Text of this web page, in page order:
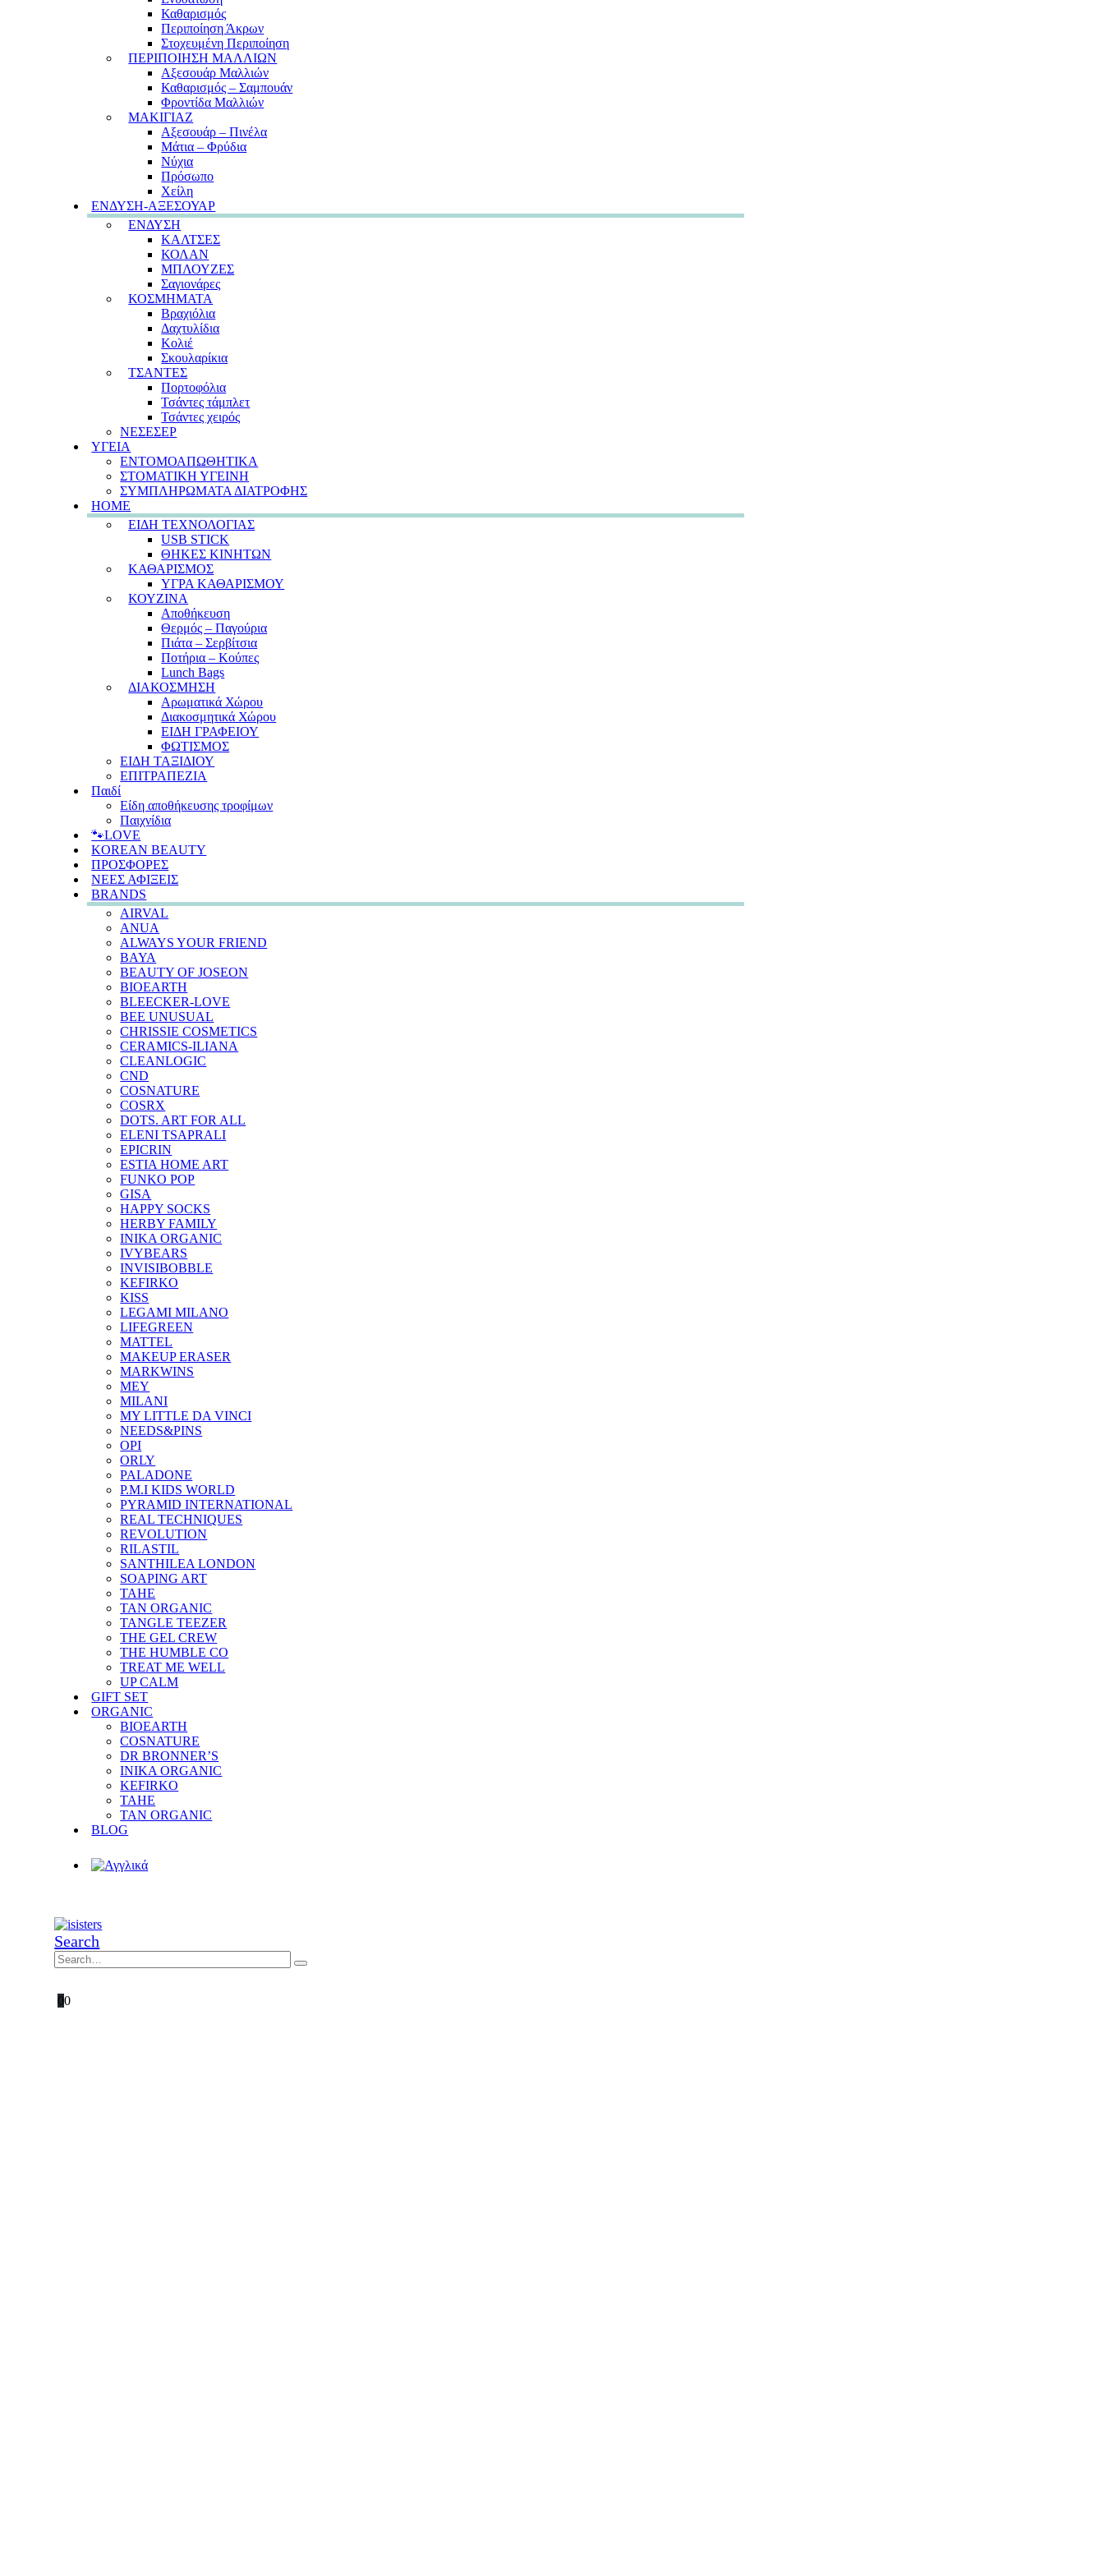
Καθαρισμός
Περιποίηση Άκρων
Στοχευμένη Περιποίηση
ΠΕΡΙΠΟΙΗΣΗ ΜΑΛΛΙΩΝ
Αξεσουάρ Μαλλιών
Καθαρισμός – Σαμπουάν
Φροντίδα Μαλλιών
ΜΑΚΙΓΙΑΖ
Αξεσουάρ – Πινέλα
Μάτια – Φρύδια
Νύχια
Πρόσωπο
Χείλη
ΕΝΔΥΣΗ-ΑΞΕΣΟΥΑΡ
ΕΝΔΥΣΗ
ΚΑΛΤΣΕΣ
ΚΟΛΑΝ
ΜΠΛΟΥΖΕΣ
Σαγιονάρες
ΚΟΣΜΗΜΑΤΑ
Βραχιόλια
Δαχτυλίδια
Κολιέ
Σκουλαρίκια
ΤΣΑΝΤΕΣ
Πορτοφόλια
Τσάντες τάμπλετ
Τσάντες χειρός
ΝΕΣΕΣΕΡ
ΥΓΕΙΑ
ΕΝΤΟΜΟΑΠΩΘΗΤΙΚΑ
ΣΤΟΜΑΤΙΚΗ ΥΓΕΙΝΗ
ΣΥΜΠΛΗΡΩΜΑΤΑ ΔΙΑΤΡΟΦΗΣ
HOME
ΕΙΔΗ ΤΕΧΝΟΛΟΓΙΑΣ
USB STICK
ΘΗΚΕΣ ΚΙΝΗΤΩΝ
ΚΑΘΑΡΙΣΜΟΣ
ΥΓΡΑ ΚΑΘΑΡΙΣΜΟΥ
ΚΟΥΖΙΝΑ
Αποθήκευση
Θερμός – Παγούρια
Πιάτα – Σερβίτσια
Ποτήρια – Κούπες
Lunch Bags
ΔΙΑΚΟΣΜΗΣΗ
Αρωματικά Χώρου
Διακοσμητικά Χώρου
ΕΙΔΗ ΓΡΑΦΕΙΟΥ
ΦΩΤΙΣΜΟΣ
ΕΙΔΗ ΤΑΞΙΔΙΟΥ
ΕΠΙΤΡΑΠΕΖΙΑ
Παιδί
Είδη αποθήκευσης τροφίμων
Παιχνίδια
🐾LOVE
KOREAN BEAUTY
ΠΡΟΣΦΟΡΕΣ
ΝΕΕΣ ΑΦΙΞΕΙΣ
BRANDS
AIRVAL
ANUA
ALWAYS YOUR FRIEND
BAYA
BEAUTY OF JOSEON
BIOEARTH
BLEECKER-LOVE
BEE UNUSUAL
CHRISSIE COSMETICS
CERAMICS-ILIANA
CLEANLOGIC
CND
COSNATURE
COSRX
DOTS. ART FOR ALL
ELENI TSAPRALI
EPICRIN
ESTIA HOME ART
FUNKO POP
GISA
HAPPY SOCKS
HERBY FAMILY
INIKA ORGANIC
IVYBEARS
INVISIBOBBLE
KEFIRKO
KISS
LEGAMI MILANO
LIFEGREEN
MATTEL
MAKEUP ERASER
MARKWINS
MEY
MILANI
MY LITTLE DA VINCI
NEEDS&PINS
OPI
ORLY
PALADONE
P.M.I KIDS WORLD
PYRAMID INTERNATIONAL
REAL TECHNIQUES
REVOLUTION
RILASTIL
SANTHILEA LONDON
SOAPING ART
TAHE
TAN ORGANIC
TANGLE TEEZER
THE GEL CREW
THE HUMBLE CO
TREAT ME WELL
UP CALM
GIFT SET
ORGANIC
BIOEARTH
COSNATURE
DR BRONNER’S
INIKA ORGANIC
KEFIRKO
TAHE
TAN ORGANIC
BLOG
Search
00